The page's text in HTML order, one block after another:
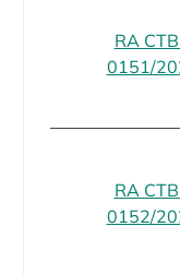
RA
0151/
RA
0152/